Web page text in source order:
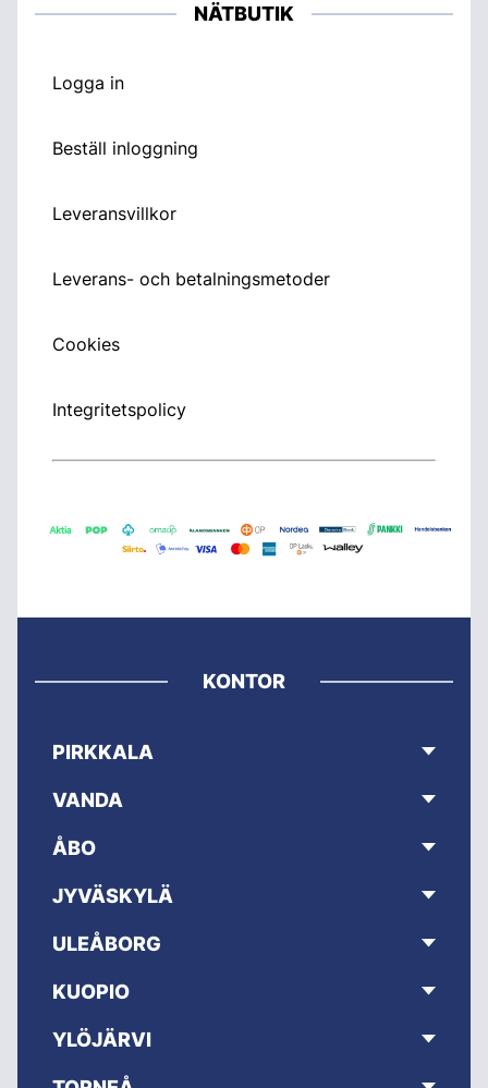
NÄTBUTIK
Logga in
Beställ inloggning
Leveransvillkor
Leverans- och betalningsmetoder
Cookies
Integritetspolicy
KONTOR
PIRKKALA
VANDA
ÅBO
JYVÄSKYLÄ
ULEÅBORG
KUOPIO
YLÖJÄRVI